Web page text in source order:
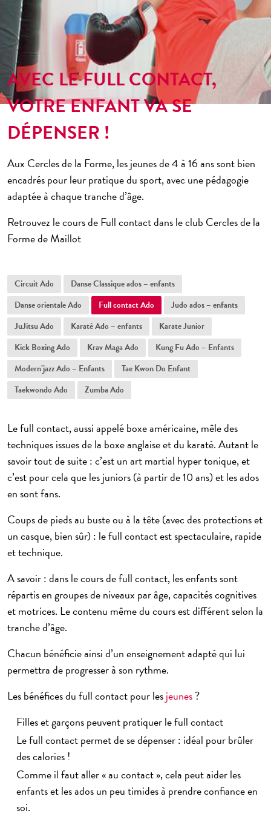
Cherche Midi 6
Cadet 9 ème
Saint-Lazare 9
Magenta 10ème
Charonne 11 ème
République 11 ème
Bastille 12ème
Nation 12ème
Picpus 12 ème
Olympiades 13
Saint-Jacques 14ème
Lecourbe 15ème
Ptede Versailles 15ème
Dauphine 16
ème
Batignolles 17ème
Maillot 17ème
Montmartre 18
Ornano 18ème
Championnet 18ème
Bolivar 19 ème
Pte de Bagnolet 20
Châtillon 92
Bien-être
Arts Martiaux
Pilates – Yoga
Danses
Running
Mini-club
Small group
AVEC LE FULL CONTACT,
VOTRE ENFANT VA SE
DÉPENSER !
Aux Cercles de la Forme, les jeunes de 4 à 16 ans sont bien
encadrés pour leur pratique du sport, avec une pédagogie
adaptée à chaque tranche d’âge.
Retrouvez le cours de Full contact dans le club Cercles de la
Forme de Maillot
Circuit Ado
Danse Classique ados – enfants
Danse orientale Ado
Full contact Ado
Judo ados – enfants
JuJitsu Ado
Karaté Ado – enfants
Karate Junior
Kick Boxing Ado
Krav Maga Ado
Kung Fu Ado – Enfants
Modern’jazz Ado – Enfants
Tae Kwon Do Enfant
Taekwondo Ado
Zumba Ado
Lefull contact, aussi appelé boxe américaine, mêle des
techniques issues de la boxe anglaise et du karaté. Autant le
savoir tout de suite : c’est un art martial hyper tonique, et
c’est pour cela que les juniors (à partir de 10 ans) et les ados
en sont fans.
Coups de pieds au buste ou à la tête (avec des protections et
un casque, bien sûr) : le full contact est spectaculaire, rapide
et technique.
A savoir : dans lecours de full contact, les enfants sont
répartis en groupes de niveaux par âge, capacités cognitives
et motrices. Le contenu même du cours est différent selon la
tranche d’âge.
Chacun bénéficie ainsi d’un enseignement adapté qui lui
permettra de progresser à son rythme.
Les bénéfices du full contact pour lesjeunes?
Filles et garçons peuvent pratiquer lefull contact
Lefull contactpermet de se dépenser : idéal pour brûler
des calories !
Comme il faut aller « au contact », cela peut aider les
enfants et les ados un peu timides à prendre confiance en
soi.